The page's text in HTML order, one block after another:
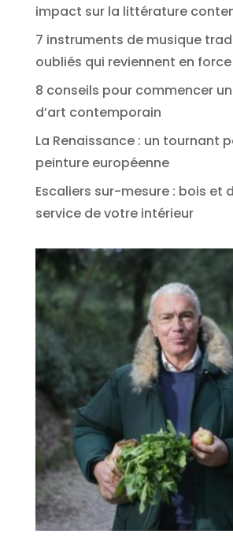
impact sur la littérature
7 instruments de musique
oubliés qui reviennent en force
8 conseils pour commencer
d’art contemporain
La Renaissance : un tournant
peinture européenne
Escaliers sur-mesure : bois et
service de votre intérieur